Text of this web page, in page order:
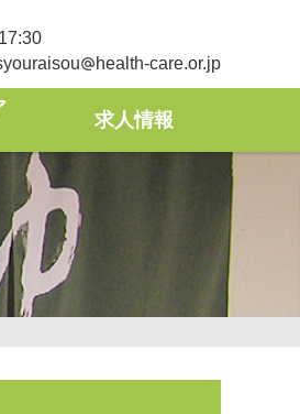
alternate_email health-care or jp
求人情報